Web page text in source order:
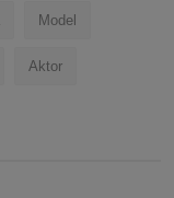
Model
Aktor